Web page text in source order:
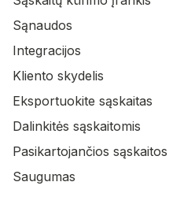
Sąnaudos
Integracijos
Kliento skydelis
Eksportuokite sąskaitas
Dalinkitės sąskaitomis
Pasikartojančios sąskaitos
Saugumas